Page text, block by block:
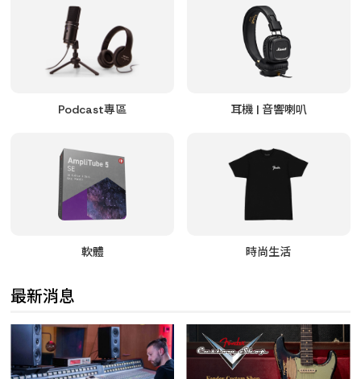
Podcast專區 耳機 | 音響喇叭
軟體 時尚生活
最新消息